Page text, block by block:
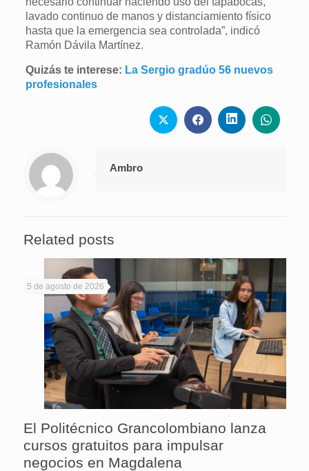
lavado continuo de manos y distanciamiento físico
hasta que la emergencia sea controlada”, indicó
Ramón Dávila Martínez.
Quizás te interese: La Sergio gradúo 56 nuevos
profesionales
Ambro
Related posts
5 de agosto de 2026
El Politécnico Grancolombiano lanza
cursos gratuitos para impulsar
negocios en Magdalena